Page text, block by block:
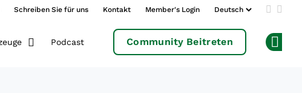
Schreiben Sie für uns Kontakt Member's Login Add us
Podcast Community Beitreten